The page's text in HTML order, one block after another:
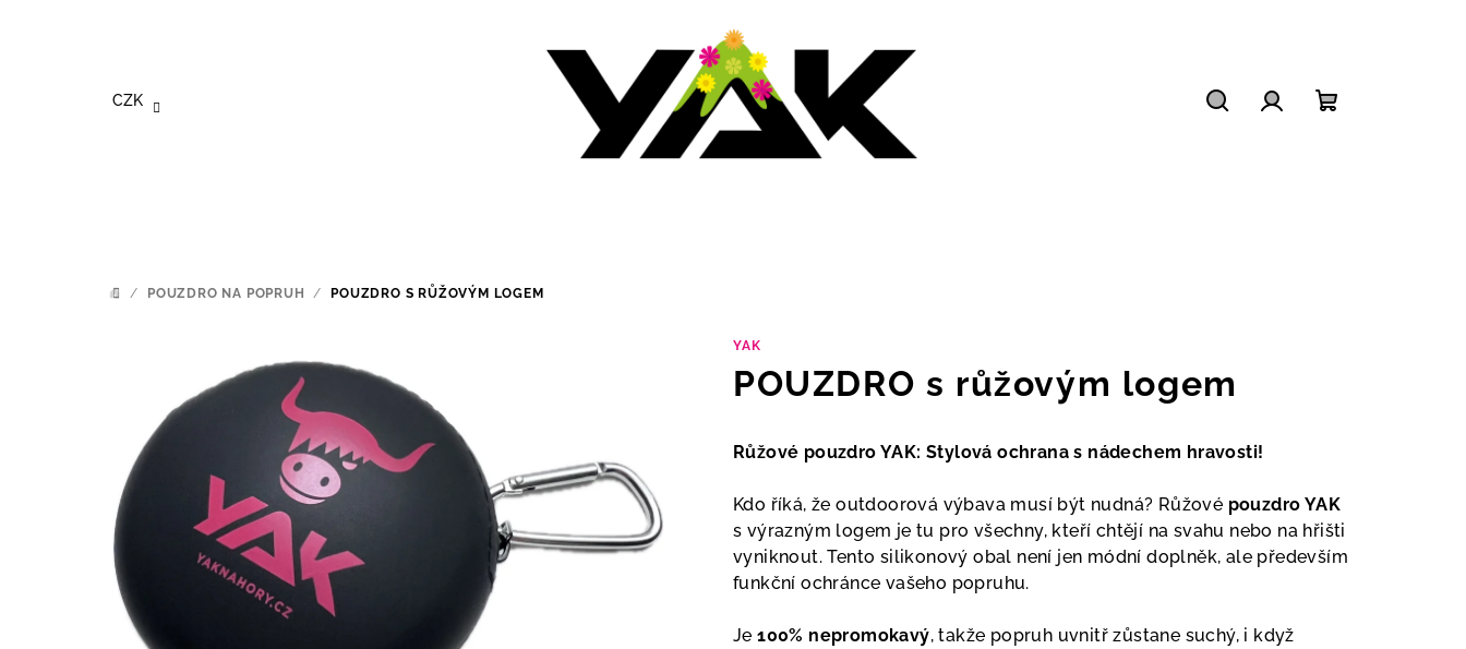
CZK
DOMŮ
/ POUZDRO NA POPRUH / POUZDRO S RŮŽOVÝM LOGEM
YAK
POUZDRO s růžovým logem
Růžové pouzdro YAK: Stylová ochrana s nádechem hravosti!
Kdo říká, že outdoorová výbava musí být nudná? Růžové pouzdro YAK
s výrazným logem je tu pro všechny, kteří chtějí na svahu nebo na hřišti
vyniknout. Tento silikonový obal není jen módní doplněk, ale především
funkční ochránce vašeho popruhu.
Je100% nepromokavý, takže popruh uvnitř zůstane suchý, i když